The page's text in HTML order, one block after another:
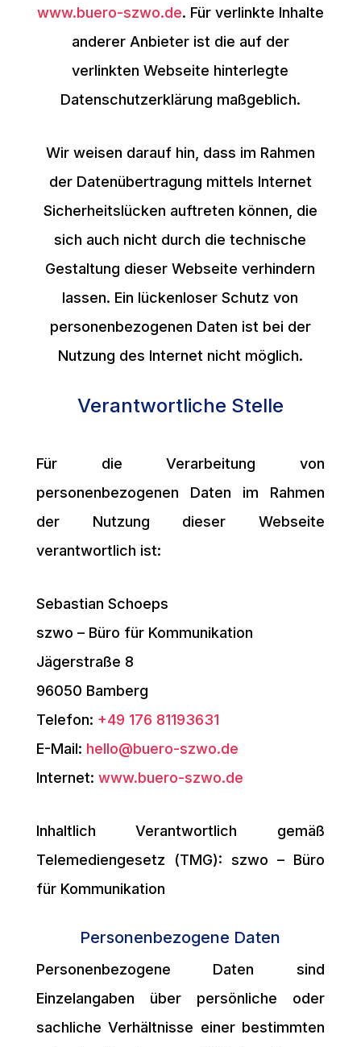
www.buero-szwo.de. Für verlinkte Inhalte
anderer Anbieter ist die auf der
verlinkten Webseite hinterlegte
Datenschutzerklärung maßgeblich.
Wir weisen darauf hin, dass im Rahmen
der Datenübertragung mittels Internet
Sicherheitslücken auftreten können, die
sich auch nicht durch die technische
Gestaltung dieser Webseite verhindern
lassen. Ein lückenloser Schutz von
personenbezogenen Daten ist bei der
Nutzung des Internet nicht möglich.
Verantwortliche Stelle
Für die Verarbeitung von
personenbezogenen Daten im Rahmen
der Nutzung dieser Webseite
verantwortlich ist:
Sebastian Schoeps
szwo – Büro für Kommunikation
Jägerstraße 8
96050 Bamberg
Telefon: +49 176 81193631
E-Mail: hello@buero-szwo.de
Internet: www.buero-szwo.de
Inhaltlich Verantwortlich gemäß
Telemediengesetz (TMG): szwo – Büro
für Kommunikation
Personenbezogene Daten
Personenbezogene Daten sind
Einzelangaben über persönliche oder
sachliche Verhältnisse einer bestimmten